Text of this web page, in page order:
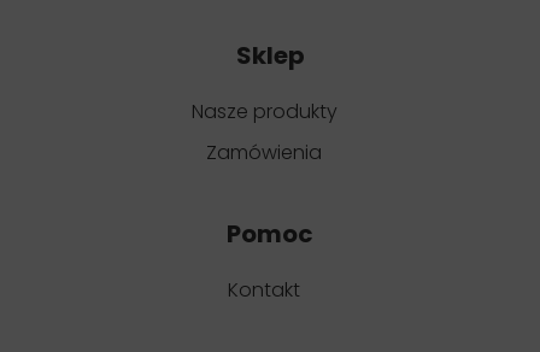
Sklep
Nasze produkty
Zamówienia
Pomoc
Kontakt